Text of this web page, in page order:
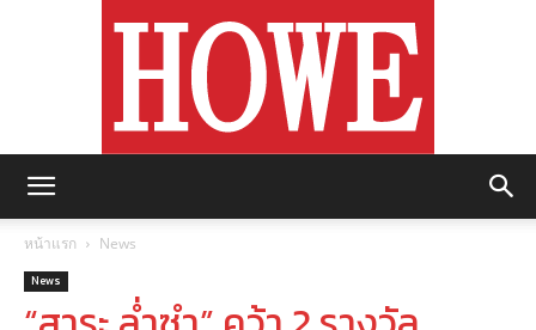
หน้าแรก News
News